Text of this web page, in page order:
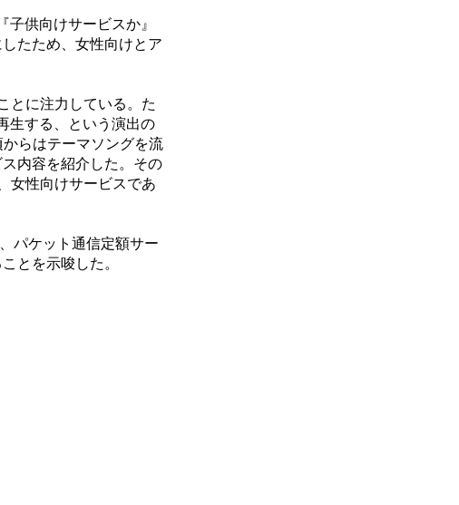
供向けサービスか』
たため、女性向けとア
とに注力している。た
生する、という演出の
らはテーマソングを流
内容を紹介した。その
女性向けサービスであ
パケット通信定額サー
とを示唆した。